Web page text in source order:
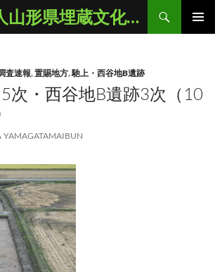
公益財団法人山形県埋蔵文化財センター
査速報,置賜地方,馳上・西谷地B遺跡
次・西谷地B遺跡3次（10
YAMAGATAMAIBUN